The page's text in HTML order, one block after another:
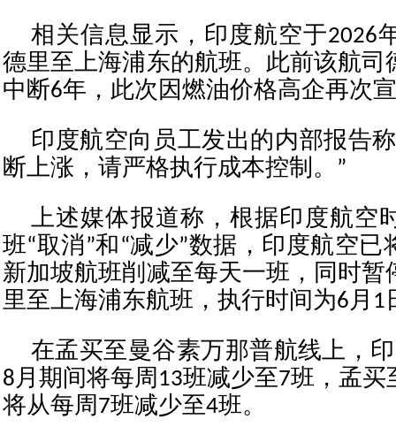
相关信息显示，印度航空于2026
德里至上海浦东的航班。此前该航司
中断6年，此次因燃油价格高企再次
印度航空向员工发出的内部报告
断上涨，请严格执行成本控制。”
上述媒体报道称，根据印度航空
班“取消”和“减少”数据，印度航空
新加坡航班削减至每天一班，同时暂
里至上海浦东航班，执行时间为6月1
在孟买至曼谷素万那普航线上，
8月期间将每周13班减少至7班，孟
将从每周7班减少至4班。